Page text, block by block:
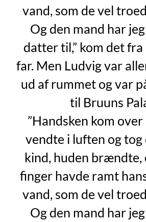
vand, som de vel
Og den mand har
datter til,” kom det
far. Men Ludvig var
ud af rummet og var
til Bruuns
”Handsken kom
vendte i luften og tog
kind, huden brændte,
finger havde ramt
vand, som de vel
Og den mand har